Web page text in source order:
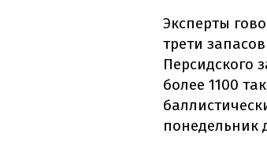
Эксперты
трети
Персидского
более 1100
понедельник